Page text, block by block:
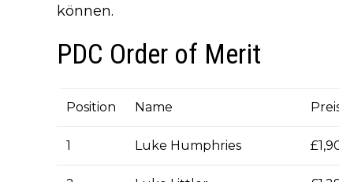
können.
PDC Order of Merit
Position Name
1 Luke Humphries